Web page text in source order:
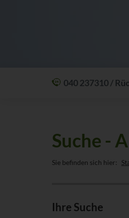
040 237310 /
anrufen:Rückrufservice
Suche -
Sie befinden sich hier:
Ihre Suche